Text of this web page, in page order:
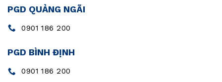
PGD QUẢNG NGÃI
0901 186 200
PGD BÌNH ĐỊNH
0901 186 200